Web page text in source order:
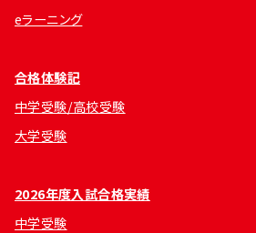
eラーニング
合格体験記
中学受験/高校受験
大学受験
2026年度入試合格実績
中学受験